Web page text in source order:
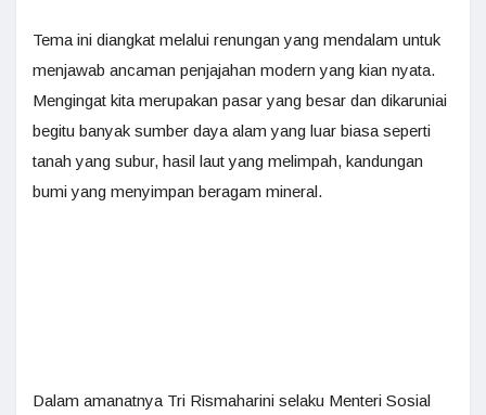
Tema ini diangkat melalui renungan yang mendalam untuk
menjawab ancaman penjajahan modern yang kian nyata.
Mengingat kita merupakan pasar yang besar dan dikaruniai
begitu banyak sumber daya alam yang luar biasa seperti
tanah yang subur, hasil laut yang melimpah, kandungan
bumi yang menyimpan beragam mineral.
Dalam amanatnya Tri Rismaharini selaku Menteri Sosial